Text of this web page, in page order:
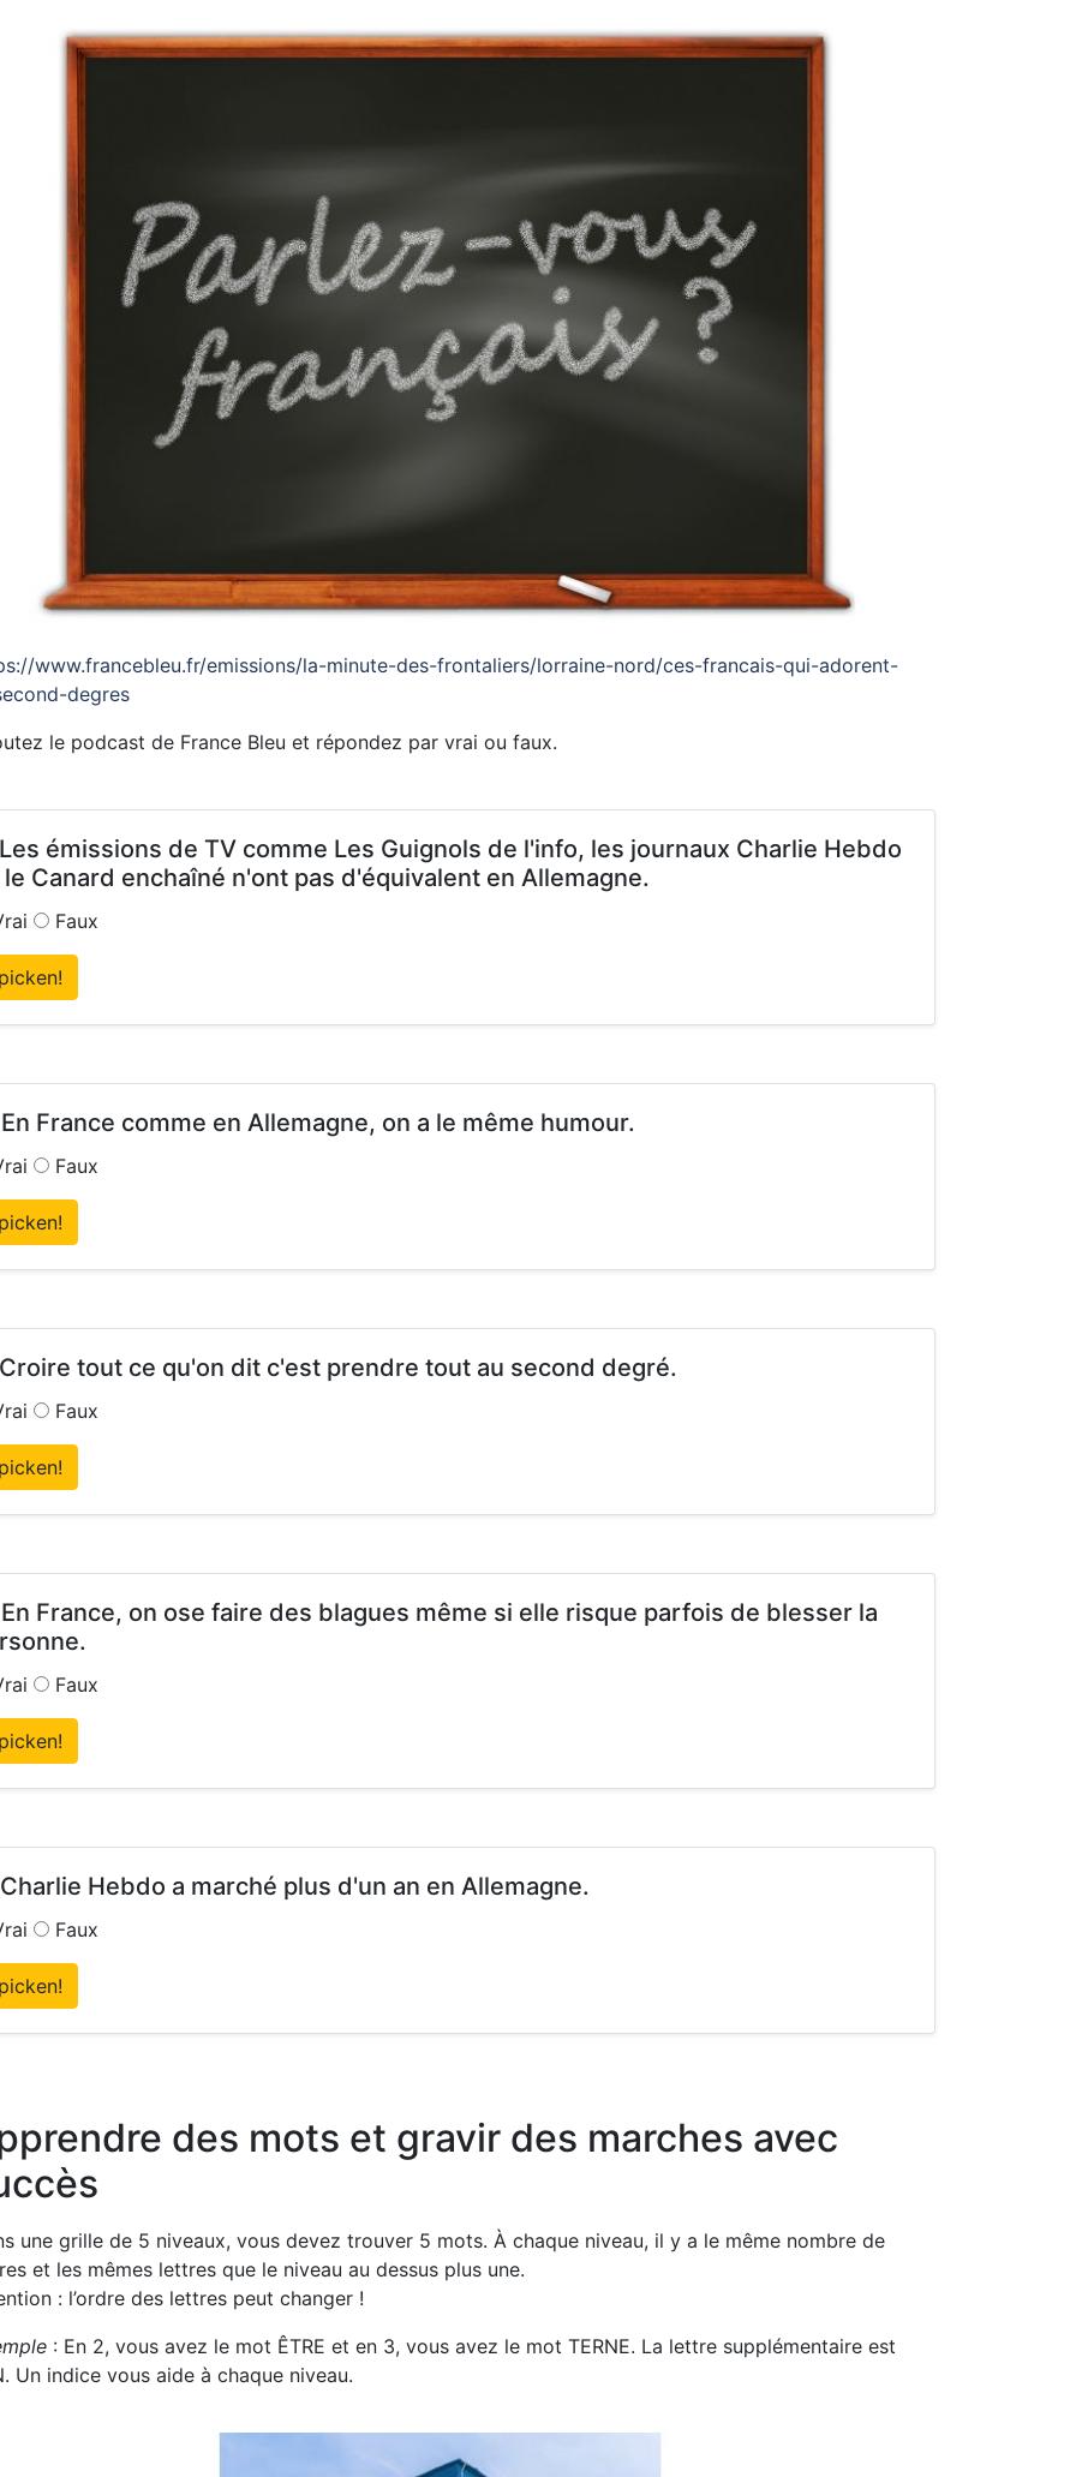
www.francebleu.fr/emissions/la-minute-des-frontaliers/lorraine-nord/ces-francais-qui-adorent-
degres
le podcast de France Bleu et répondez par vrai ou faux.
émissions de TV comme Les Guignols de l'info, les journaux Charlie Hebdo
Canard enchaîné n'ont pas d'équivalent en Allemagne.
Faux
France comme en Allemagne, on a le même humour.
Faux
tout ce qu'on dit c'est prendre tout au second degré.
Faux
France, on ose faire des blagues même si elle risque parfois de blesser la
Faux
Hebdo a marché plus d'un an en Allemagne.
Faux
des mots et gravir des marches avec
une grille de 5 niveaux, vous devez trouver 5 mots. À chaque niveau, il y a le même nombre de
et les mêmes lettres que le niveau au dessus plus une.
: l’ordre des lettres peut changer !
: En 2, vous avez le mot ÊTRE et en 3, vous avez le mot TERNE. La lettre supplémentaire est
Un indice vous aide à chaque niveau.